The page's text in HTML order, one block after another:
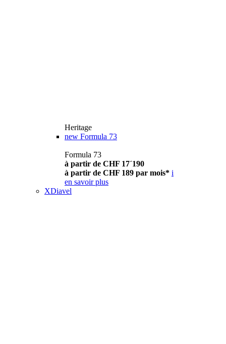
Heritage
new Formula 73
Formula 73
à partir de CHF 17´190
à partir de CHF 189 par mois* i
en savoir plus
XDiavel